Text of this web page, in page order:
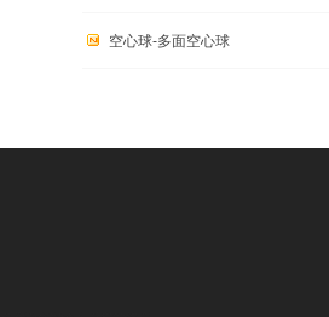
空心球-多面空心球